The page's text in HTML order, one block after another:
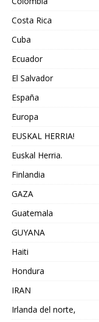
Costa Rica
Cuba
Ecuador
El Salvador
España
Europa
EUSKAL HERRIA!
Euskal Herria.
Finlandia
GAZA
Guatemala
GUYANA
Haiti
Hondura
IRAN
Irlanda del norte,